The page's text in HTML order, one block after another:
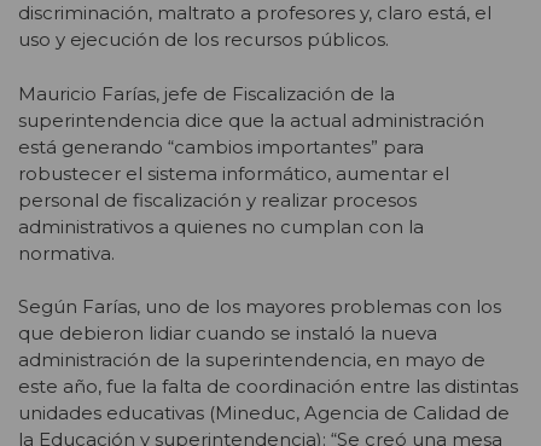
discriminación, maltrato a profesores y, claro está, el
uso y ejecución de los recursos públicos.
Mauricio Farías, jefe de Fiscalización de la
superintendencia dice que la actual administración
está generando “cambios importantes” para
robustecer el sistema informático, aumentar el
personal de fiscalización y realizar procesos
administrativos a quienes no cumplan con la
normativa.
Según Farías, uno de los mayores problemas con los
que debieron lidiar cuando se instaló la nueva
administración de la superintendencia, en mayo de
este año, fue la falta de coordinación entre las distintas
unidades educativas (Mineduc, Agencia de Calidad de
la Educación y superintendencia): “Se creó una mesa